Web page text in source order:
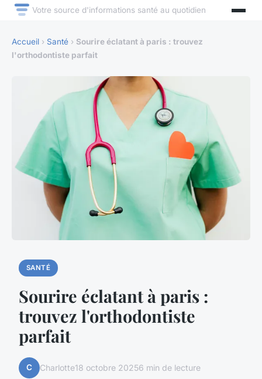
Votre source d'informations santé au quotidien
Accueil › Santé › Sourire éclatant à paris : trouvez
l'orthodontiste parfait
SANTÉ
Sourire éclatant à paris :
trouvez l'orthodontiste
parfait
C Charlotte18 octobre 20256 min de lecture